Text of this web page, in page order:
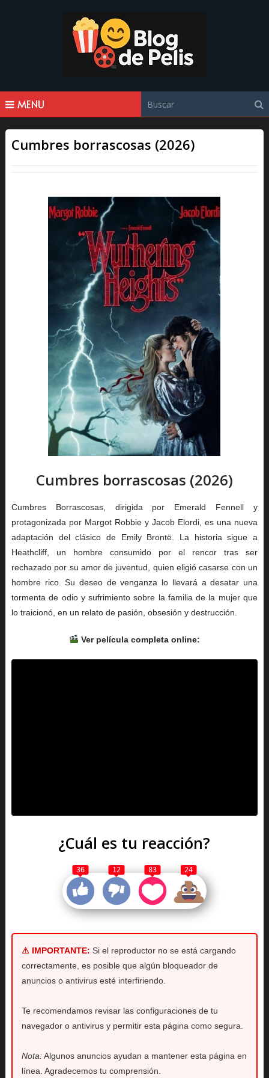
MENU
Cumbres borrascosas (2026)
Cumbres borrascosas (2026)
Cumbres Borrascosas, dirigida por Emerald Fennell y
protagonizada por Margot Robbie y Jacob Elordi, es una nueva
adaptación del clásico de Emily Brontë. La historia sigue a
Heathcliff, un hombre consumido por el rencor tras ser
rechazado por su amor de juventud, quien eligió casarse con un
hombre rico. Su deseo de venganza lo llevará a desatar una
tormenta de odio y sufrimiento sobre la familia de la mujer que
lo traicionó, en un relato de pasión, obsesión y destrucción.
Ver película completa online:
¿Cuál es tu reacción?
36 12 83 24
⚠ IMPORTANTE: Si el reproductor no se está cargando
correctamente, es posible que algún bloqueador de
anuncios o antivirus esté interfiriendo.
Te recomendamos revisar las configuraciones de tu
navegador o antivirus y permitir esta página como segura.
Nota:Algunos anuncios ayudan a mantener esta página en
línea. Agradecemos tu comprensión.